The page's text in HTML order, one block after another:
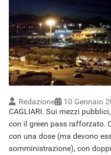
CAGLIARI. Sui mezzi
con il green pass rafforzato.
con una dose (ma devono
somministrazione), con
Redazione 10 Gennaio